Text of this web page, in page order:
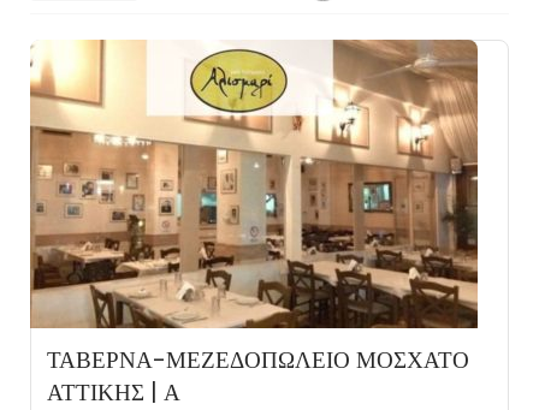
ΤΑΒΕΡΝΑ-ΜΕΖΕΔΟΠΩΛΕΙΟ ΜΟΣΧΑΤΟ
ΑΤΤΙΚΗΣ | Α